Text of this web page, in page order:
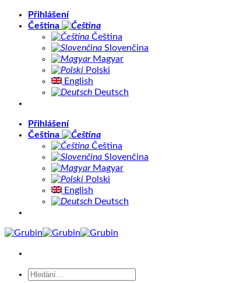
PřeskočitPřihlášení
Čeština
Čeština
Slovenčina
Magyar
Polski
English
Deutsch
Přihlášení
Čeština
Čeština
Slovenčina
Magyar
Polski
English
Deutsch
Hledat: